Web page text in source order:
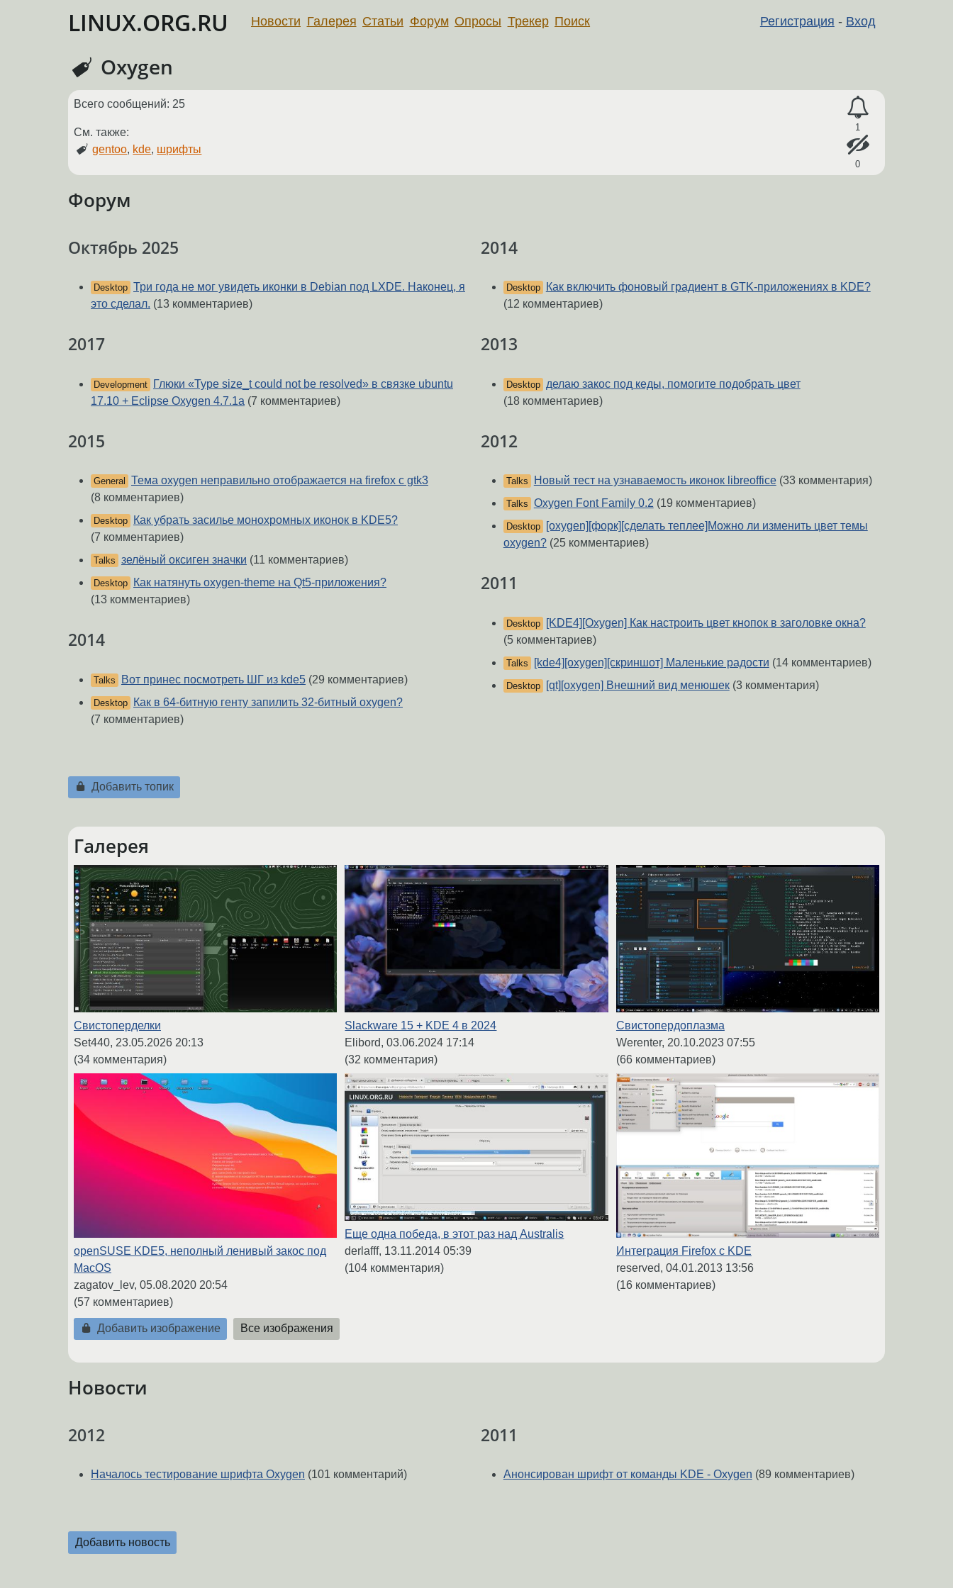
LINUX.ORG.RU Регистрация - Вход
Новости Галерея Статьи Форум Опросы Трекер Поиск
Oxygen
1
0
Всего сообщений: 25
См. также:
gentoo, kde, шрифты
Форум
Октябрь 2025
Desktop Три года не мог увидеть иконки в Debian под LXDE. Наконец, я
это сделал. (13 комментариев)
2017
Development
Глюки «Type size_t could not be resolved» в связке ubuntu
17.10 + Eclipse Oxygen 4.7.1a (7 комментариев)
2015
General
Тема oxygen неправильно отображается на firefox с gtk3
(8 комментариев)
Desktop
Как убрать засилье монохромных иконок в KDE5?
(7 комментариев)
Talks зелёный оксиген значки (11 комментариев)
Desktop
Как натянуть oxygen-theme на Qt5-приложения?
(13 комментариев)
2014
Talks Вот принес посмотреть ШГ из kde5 (29 комментариев)
Desktop
Как в 64-битную генту запилить 32-битный oxygen?
(7 комментариев)
2014
Desktop
Как включить фоновый градиент в GTK-приложениях в KDE?
(12 комментариев)
2013
Desktop
делаю закос под кеды, помогите подобрать цвет
(18 комментариев)
2012
Talks Новый тест на узнаваемость иконок libreoffice(33 комментария)
Talks Oxygen Font Family 0.2 (19 комментариев)
Desktop
[oxygen][форк][сделать теплее]Можно ли изменить цвет темы
oxygen?(25 комментариев)
2011
Desktop
[KDE4][Oxygen] Как настроить цвет кнопок в заголовке окна?
(5 комментариев)
Talks [kde4][oxygen][скриншот] Маленькие радости (14 комментариев)
Desktop [qt][oxygen] Внешний вид менюшек(3 комментария)
Добавить топик
Галерея
Свистоперделки
Set440, 23.05.2026 20:13
(34 комментария)
Slackware 15 + KDE 4 в 2024
Elibord,03.06.2024 17:14
(32 комментария)
Свистопердоплазма
Werenter, 20.10.2023 07:55
(66 комментариев)
openSUSE KDE5, неполный ленивый закос под
MacOS
zagatov_lev, 05.08.2020 20:54
(57 комментариев)
Еще одна победа, в этот раз над Australis
derlafff, 13.11.2014 05:39
(104 комментария)
Интеграция Firefox с KDE
reserved, 04.01.2013 13:56
(16 комментариев)
Добавить изображение Все изображения
Новости
2012
Началось тестирование шрифта Oxygen (101 комментарий)
2011
Анонсирован шрифт от команды KDE - Oxygen (89 комментариев)
Добавить новость